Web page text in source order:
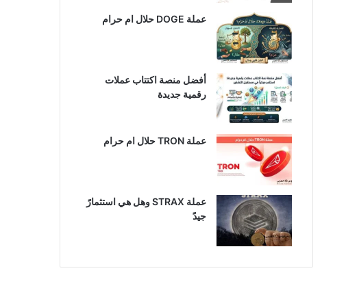
عملة DOGE حلال ام حرام
أفضل منصة اكتتاب عملات
رقمية جديدة
عملة TRON حلال ام حرام​
عملة STRAX وهل هي استثمارً
جيدً